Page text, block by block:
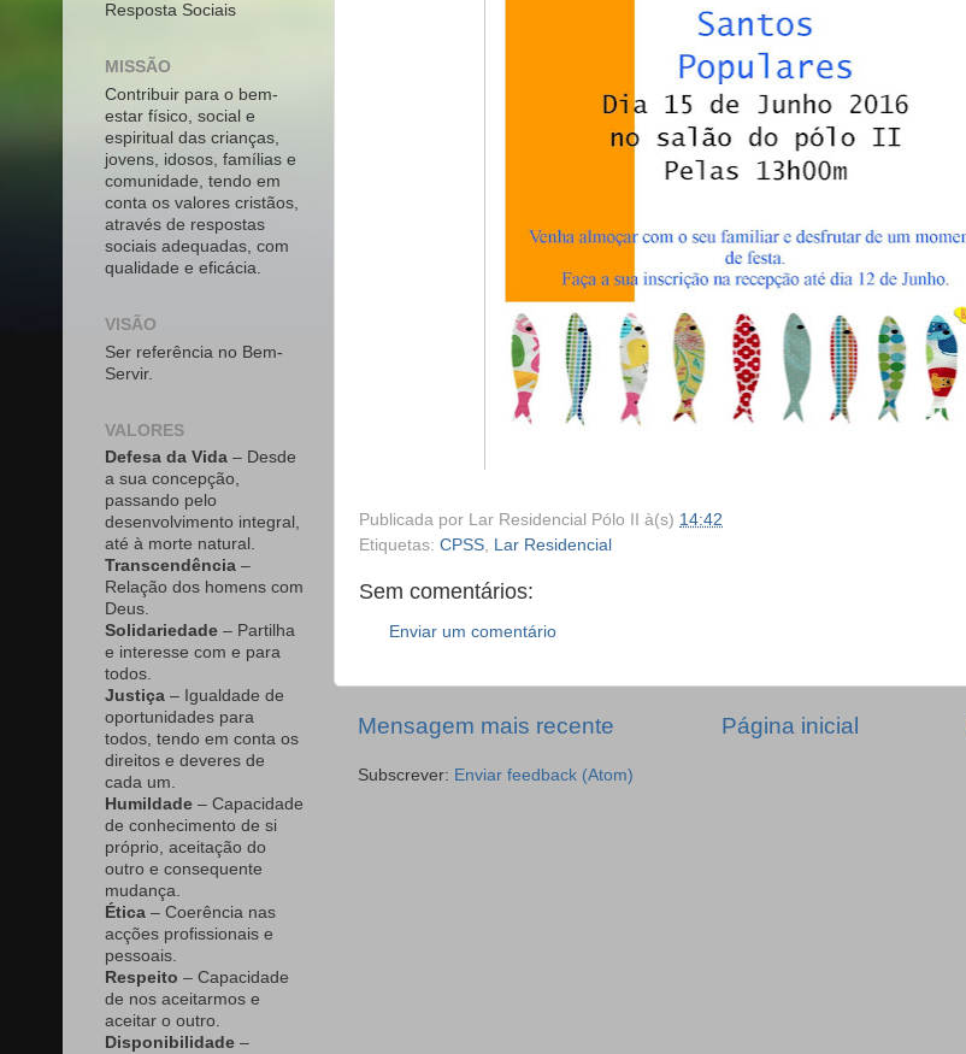
Publicada por Lar Residencial Pólo II à(s) 14:42
Etiquetas: CPSS, Lar Residencial
Sem comentários:
Enviar um comentário
Mensagem mais recente Página inicial
Subscrever: Enviar feedback (Atom)
Resposta Sociais
MISSÃO
Contribuir para o bem-
estar físico, social e
espiritual das crianças,
jovens, idosos, famílias e
comunidade, tendo em
conta os valores cristãos,
através de respostas
sociais adequadas, com
qualidade e eficácia.
VISÃO
Ser referência no Bem-
Servir.
VALORES
Defesa da Vida – Desde
a sua concepção,
passando pelo
desenvolvimento integral,
até à morte natural.
Transcendência –
Relação dos homens com
Deus.
Solidariedade – Partilha
e interesse com e para
todos.
Justiça – Igualdade de
oportunidades para
todos, tendo em conta os
direitos e deveres de
cada um.
Humildade – Capacidade
de conhecimento de si
próprio, aceitação do
outro e consequente
mudança.
Ética – Coerência nas
acções profissionais e
pessoais.
Respeito – Capacidade
de nos aceitarmos e
aceitar o outro.
Disponibilidade –